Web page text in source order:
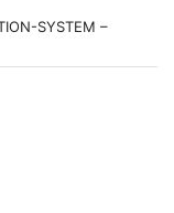
SYSTEM –